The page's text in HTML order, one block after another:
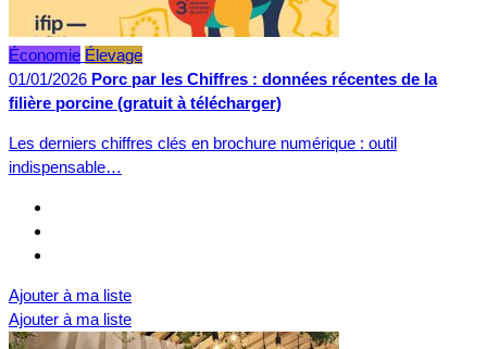
Économie Élevage
01/01/2026 Porc par les Chiffres : données récentes de la
filière porcine (gratuit à télécharger)
Les derniers chiffres clés en brochure numérique : outil
indispensable…
Ajouter à ma liste
Ajouter à ma liste